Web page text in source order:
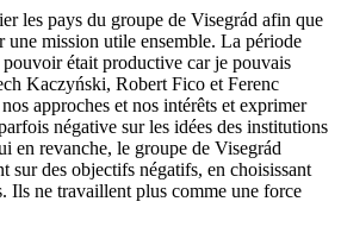
les pays du groupe de Visegrád afin que
une mission utile ensemble. La période
pouvoir était productive car je pouvais
Kaczyński, Robert Fico et Ferenc
approches et nos intérêts et exprimer
négative sur les idées des institutions
en revanche, le groupe de Visegrád
sur des objectifs négatifs, en choisissant
Ils ne travaillent plus comme une force